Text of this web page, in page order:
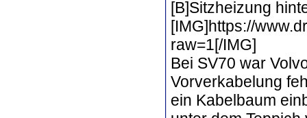
[B]Sitzheizung
[IMG]https://
raw=1[/IMG]
Bei SV70 war
Vorverkabelung
ein Kabelbaum